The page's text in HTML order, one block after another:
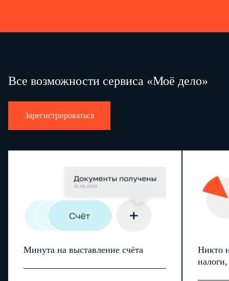
Все возможности сервиса «Моё дело»
Зарегистрироваться
Минута на выставление счёта
Никто